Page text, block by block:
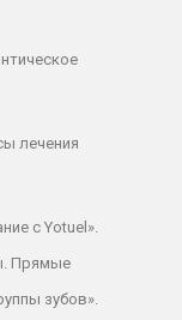
лечения
с Yotuel».
Прямые
зубов».